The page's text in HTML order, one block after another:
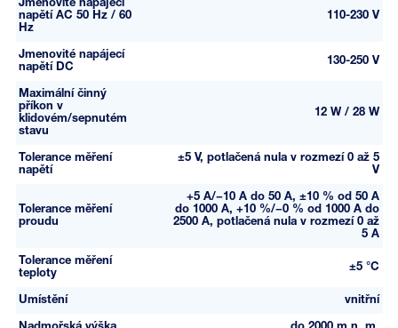
Jmenovité napájecí
napětí AC 50 Hz / 60
Hz
110-230 V
Jmenovité napájecí
napětí DC
130-250 V
Maximální činný
příkon v
klidovém/sepnutém
stavu
12 W / 28 W
Tolerance měření
napětí
±5 V, potlačená nula v rozmezí 0 až 5
V
Tolerance měření
proudu
+5 A/−10 A do 50 A, ±10 % od 50 A
do 1000 A, +10 %/−0 % od 1000 A do
2500 A, potlačená nula v rozmezí 0 až
5 A
Tolerance měření
teploty
±5 °C
Umístění vnitřní